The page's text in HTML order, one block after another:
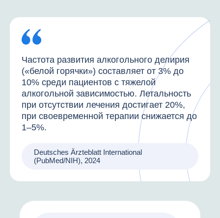
Частота развития алкогольного делирия
(«белой горячки») составляет от 3% до
10% среди пациентов с тяжелой
алкогольной зависимостью. Летальность
при отсутствии лечения достигает 20%,
при своевременной терапии снижается до
1–5%.
Deutsches Ärzteblatt International
(PubMed/NIH), 2024